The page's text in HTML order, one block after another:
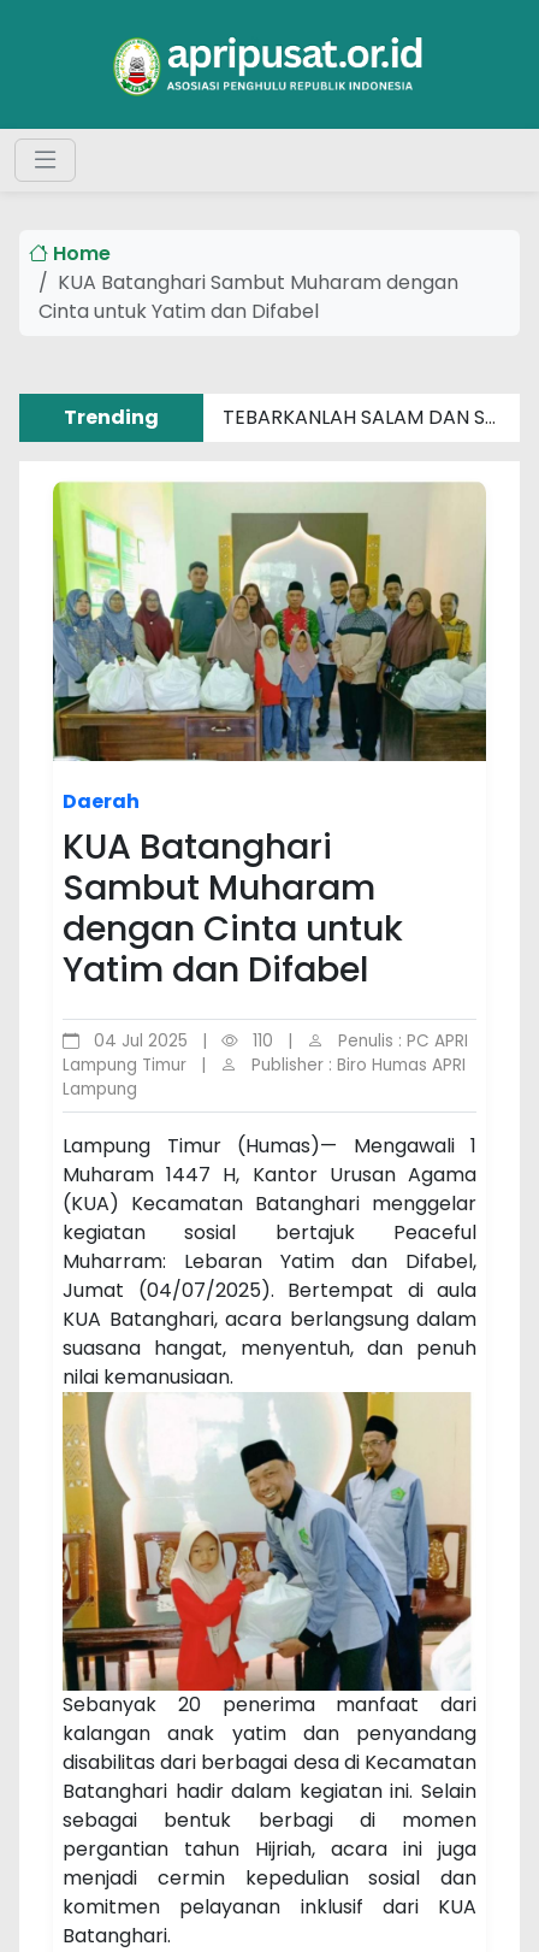
Home
KUA Batanghari Sambut Muharam dengan
Cinta untuk Yatim dan Difabel
Trending TEBARKANLAH SALAM DAN SENYUM SEBERAT APAPUN MASALAHMU
Daerah
KUA Batanghari
Sambut Muharam
dengan Cinta untuk
Yatim dan Difabel
04 Jul 2025 110
Penulis : PC APRI
Lampung Timur
Publisher : Biro Humas APRI
Lampung
Lampung Timur (Humas)— Mengawali 1
Muharam 1447 H, Kantor Urusan Agama
(KUA) Kecamatan Batanghari menggelar
kegiatan sosial bertajuk Peaceful
Muharram: Lebaran Yatim dan Difabel,
Jumat (04/07/2025). Bertempat di aula
KUA Batanghari, acara berlangsung dalam
suasana hangat, menyentuh, dan penuh
nilai kemanusiaan.
Sebanyak 20 penerima manfaat dari
kalangan anak yatim dan penyandang
disabilitas dari berbagai desa di Kecamatan
Batanghari hadir dalam kegiatan ini. Selain
sebagai bentuk berbagi di momen
pergantian tahun Hijriah, acara ini juga
menjadi cermin kepedulian sosial dan
komitmen pelayanan inklusif dari KUA
Batanghari.